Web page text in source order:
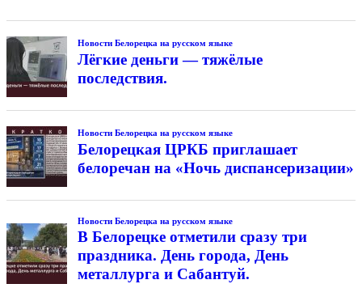
Новости Белорецка на русском языке
Лёгкие деньги — тяжёлые
последствия.
Новости Белорецка на русском языке
Белорецкая ЦРКБ приглашает
белоречан на «Ночь диспансеризации»
Новости Белорецка на русском языке
В Белорецке отметили сразу три
праздника. День города, День
металлурга и Сабантуй.